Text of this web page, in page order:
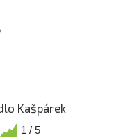
Kašpárek
1 / 5